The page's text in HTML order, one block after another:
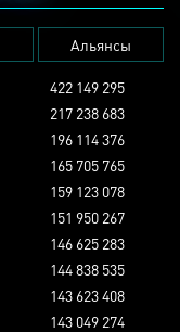
Альянсы
422 149 295
217 238 683
196 114 376
165 705 765
159 123 078
151 950 267
146 625 283
144 838 535
143 623 408
143 049 274